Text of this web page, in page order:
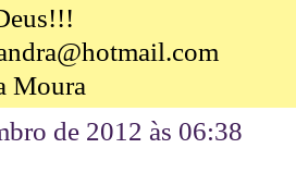
Moura
de 2012 às 06:38